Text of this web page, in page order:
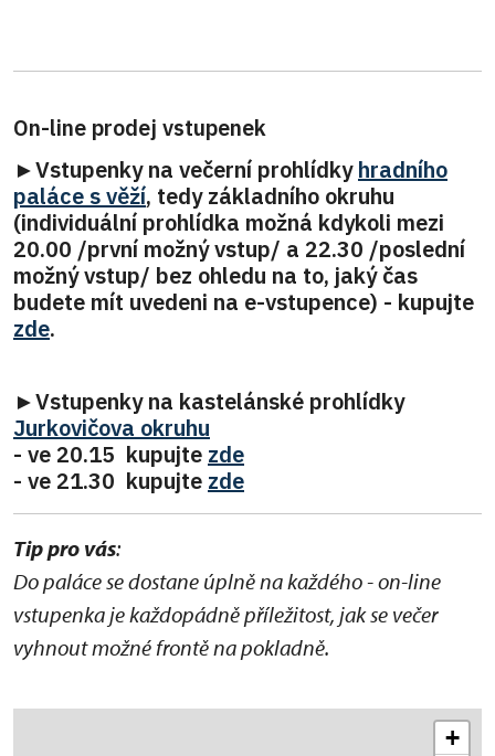
On-line prodej vstupenek
►Vstupenky na večerní prohlídkyhradního
paláce s věží, tedy základního okruhu
(individuální prohlídka možná kdykoli mezi
20.00 /první možný vstup/ a 22.30 /poslední
možný vstup/ bez ohledu na to, jaký čas
budete mít uvedeni na e-vstupence) - kupujte
zde.
►Vstupenky na kastelánské prohlídky
Jurkovičova okruhu
- ve 20.15 kupujte zde
- ve 21.30 kupujte zde
Tip pro vás:
Do paláce se dostane úplně na každého - on-line
vstupenka je každopádně příležitost, jak se večer
vyhnout možné frontě na pokladně.
+